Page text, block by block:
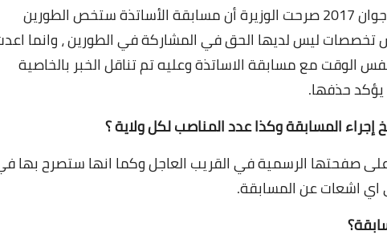
قبل انطلاق المسابقة الماضية في 29 جوان 2017 صرحت الوزيرة أن مسابقة الأساتذة ستخص الطورين
تخصصات ليس لديها الحق في المشاركة في الطورين ، وانما
الوقت مع مسابقة الاساتذة وعليه تم تناقل الخبر بالخاصية
حذفها.
صفحتها الرسمية في القريب العاجل وكما انها ستصرح بها
اي اشعات عن المسابقة.